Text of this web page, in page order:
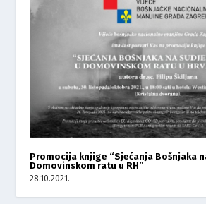
Promocija knjige “Sjećanja Bošnjaka
Domovinskom ratu u RH”
28.10.2021.